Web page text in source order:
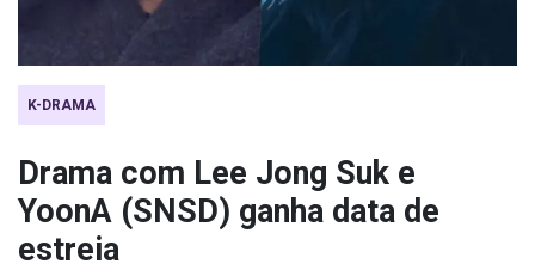
K-DRAMA
Drama com Lee Jong Suk e
YoonA (SNSD) ganha data de
estreia